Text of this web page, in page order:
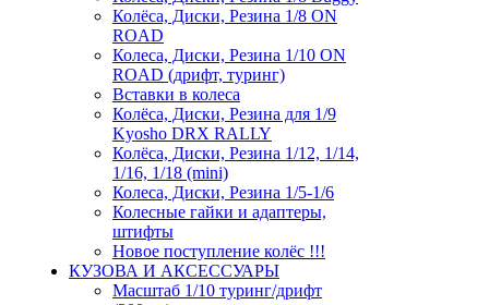
Колёса, Диски, Резина 1/8 ON
ROAD
Колеса, Диски, Резина 1/10 ON
ROAD (дрифт, туринг)
Вставки в колеса
Колёса, Диски, Резина для 1/9
Kyosho DRX RALLY
Колёса, Диски, Резина 1/12, 1/14,
1/16, 1/18 (mini)
Колеса, Диски, Резина 1/5-1/6
Колесные гайки и адаптеры,
штифты
Новое поступление колёс !!!
КУЗОВА И АКСЕССУАРЫ
Масштаб 1/10 туринг/дрифт